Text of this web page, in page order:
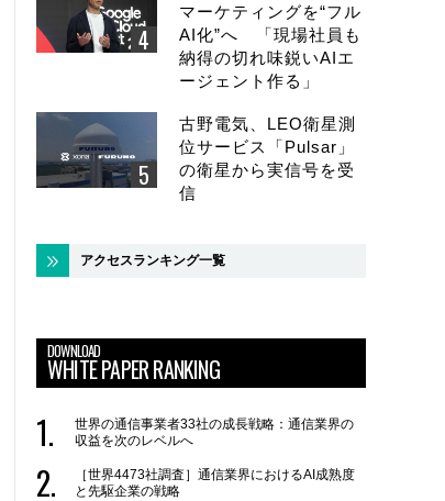
マーケティングを“フル
AI化”へ 「現場社員も
納得の切れ味鋭いAIエ
ージェント作る」
古野電気、LEO衛星測
位サービス「Pulsar」
の衛星から実信号を受
信
アクセスランキング一覧
DOWNLOAD
WHITE PAPER RANKING
世界の通信事業者33社の成長戦略：通信業界の
収益を次のレベルへ
［世界4473社調査］通信業界におけるAI成熟度
と先駆企業の戦略